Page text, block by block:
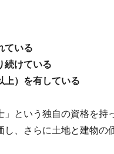
ている
続けている
上）を有している
」という独自の資格を
し、さらに土地と建物